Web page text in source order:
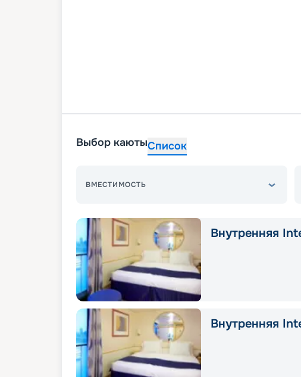
Выбор каютыСписок
ВМЕСТИМОСТЬ
Внутренняя
Внутренняя